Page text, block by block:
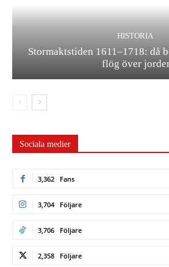
HISTORIA
Stormaktstiden 1611–1718: då
flög över
Sociala medier
3,362 Fans
3,704 Följare
3,706 Följare
2,358 Följare